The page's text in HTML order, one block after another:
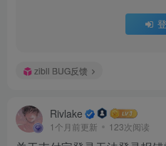
zibll BUG反馈
Rivlake
1个月前更新 123次阅读